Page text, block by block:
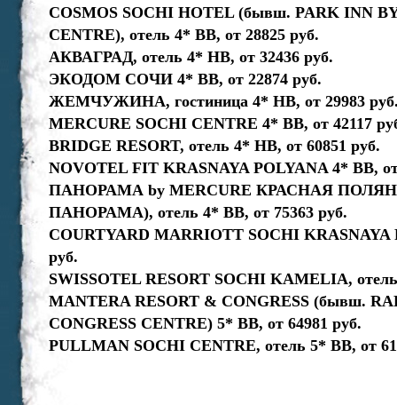
COSMOS SOCHI HOTEL (бывш. PARK INN
CENTRE), отель 4* ВВ, от 28825 руб.
АКВАГРАД, отель 4* НВ, от 32436 руб.
ЭКОДОМ СОЧИ 4* ВВ, от 22874 руб.
ЖЕМЧУЖИНА, гостиница 4* НВ, от 29983
MERCURE SOCHI CENTRE 4* ВВ, от 42117
BRIDGE RESORT, отель 4* НВ, от 60851 руб.
NOVOTEL FIT KRASNAYA POLYANA 4* ВВ,
ПАНОРАМА by MERCURE КРАСНАЯ
ПАНОРАМА), отель 4* ВВ, от 75363 руб.
COURTYARD MARRIOTT SOCHI KRASNAYA
руб.
SWISSOTEL RESORT SOCHI KAMELIA,
MANTERA RESORT & CONGRESS (бывш.
CONGRESS CENTRE) 5* ВВ, от 64981 руб.
PULLMAN SOCHI CENTRE, отель 5* ВВ, от